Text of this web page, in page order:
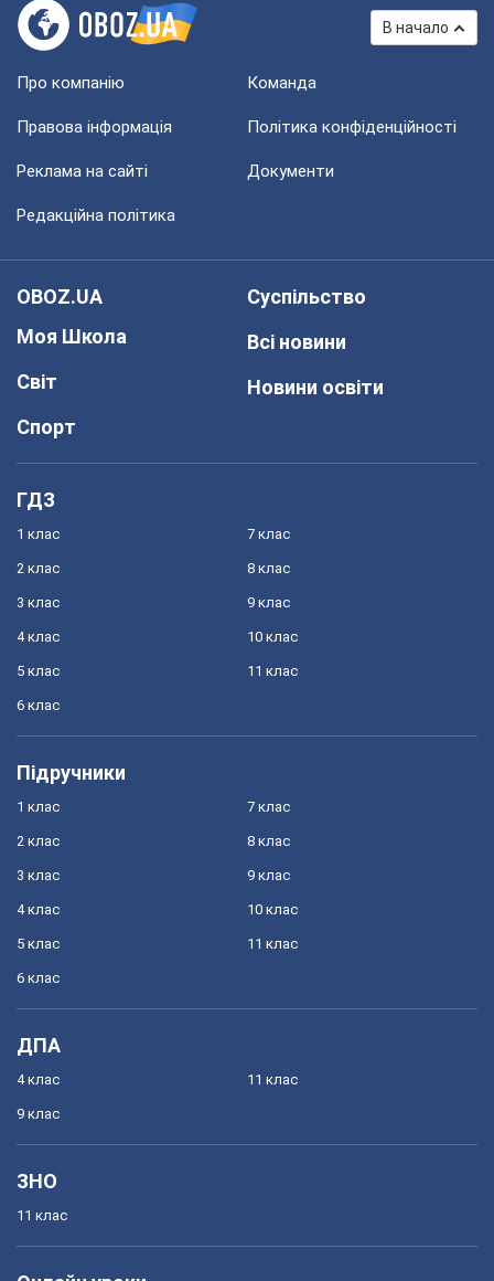
В начало
Про компанію Команда
Правова інформація Політика конфіденційності
Реклама на сайті Документи
Редакційна політика
OBOZ.UA
Моя Школа
Світ
Спорт
Суспільство
Всі новини
Новини освіти
ГДЗ
1 клас
2 клас
3 клас
4 клас
5 клас
6 клас
7 клас
8 клас
9 клас
10 клас
11 клас
Підручники
1 клас
2 клас
3 клас
4 клас
5 клас
6 клас
7 клас
8 клас
9 клас
10 клас
11 клас
ДПА
4 клас
9 клас
11 клас
ЗНО
11 клас